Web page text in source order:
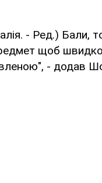
- Ред.) Бали,
щоб швидко
- додав